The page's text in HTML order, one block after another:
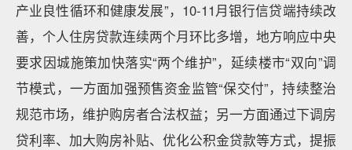
产业良性循环和健康发展”，10-11月银行信贷端持续改
善，个人住房贷款连续两个月环比多增，地方响应中央
要求因城施策加快落实“两个维护”，延续楼市“双向”调
节模式，一方面加强预售资金监管“保交付”，持续整治
规范市场，维护购房者合法权益；另一方面通过下调房
贷利率、加大购房补贴、优化公积金贷款等方式，提振